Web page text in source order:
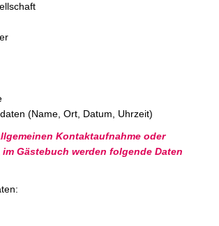
(Name, Ort, Datum, Uhrzeit)
Kontaktaufnahme oder
Gästebuch werden folgende Daten